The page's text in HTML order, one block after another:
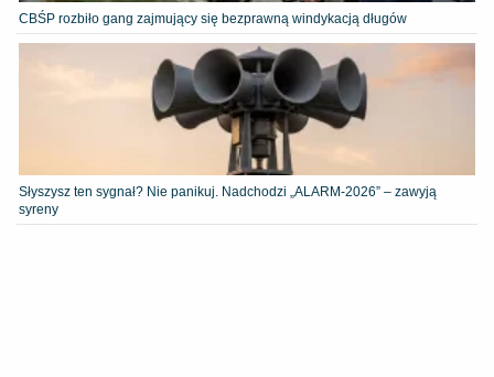
CBŚP rozbiło gang zajmujący się bezprawną windykacją długów
Słyszysz ten sygnał? Nie panikuj. Nadchodzi „ALARM-2026” – zawyją
syreny